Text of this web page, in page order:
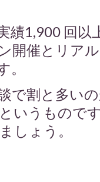
績1,900 回以
開催とリア
で割と多い
いうもので
しょう。